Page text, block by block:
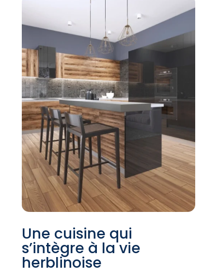
Une cuisine qui
s’intègre à la vie
herblinoise